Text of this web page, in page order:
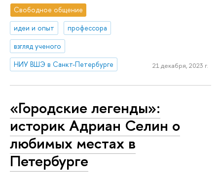
Свободное общение
идеи и опыт
профессора
взгляд ученого
НИУ ВШЭ в Санкт-Петербурге
21 декабря, 2023 г.
«Городские легенды»:
историк Адриан Селин о
любимых местах в
Петербурге